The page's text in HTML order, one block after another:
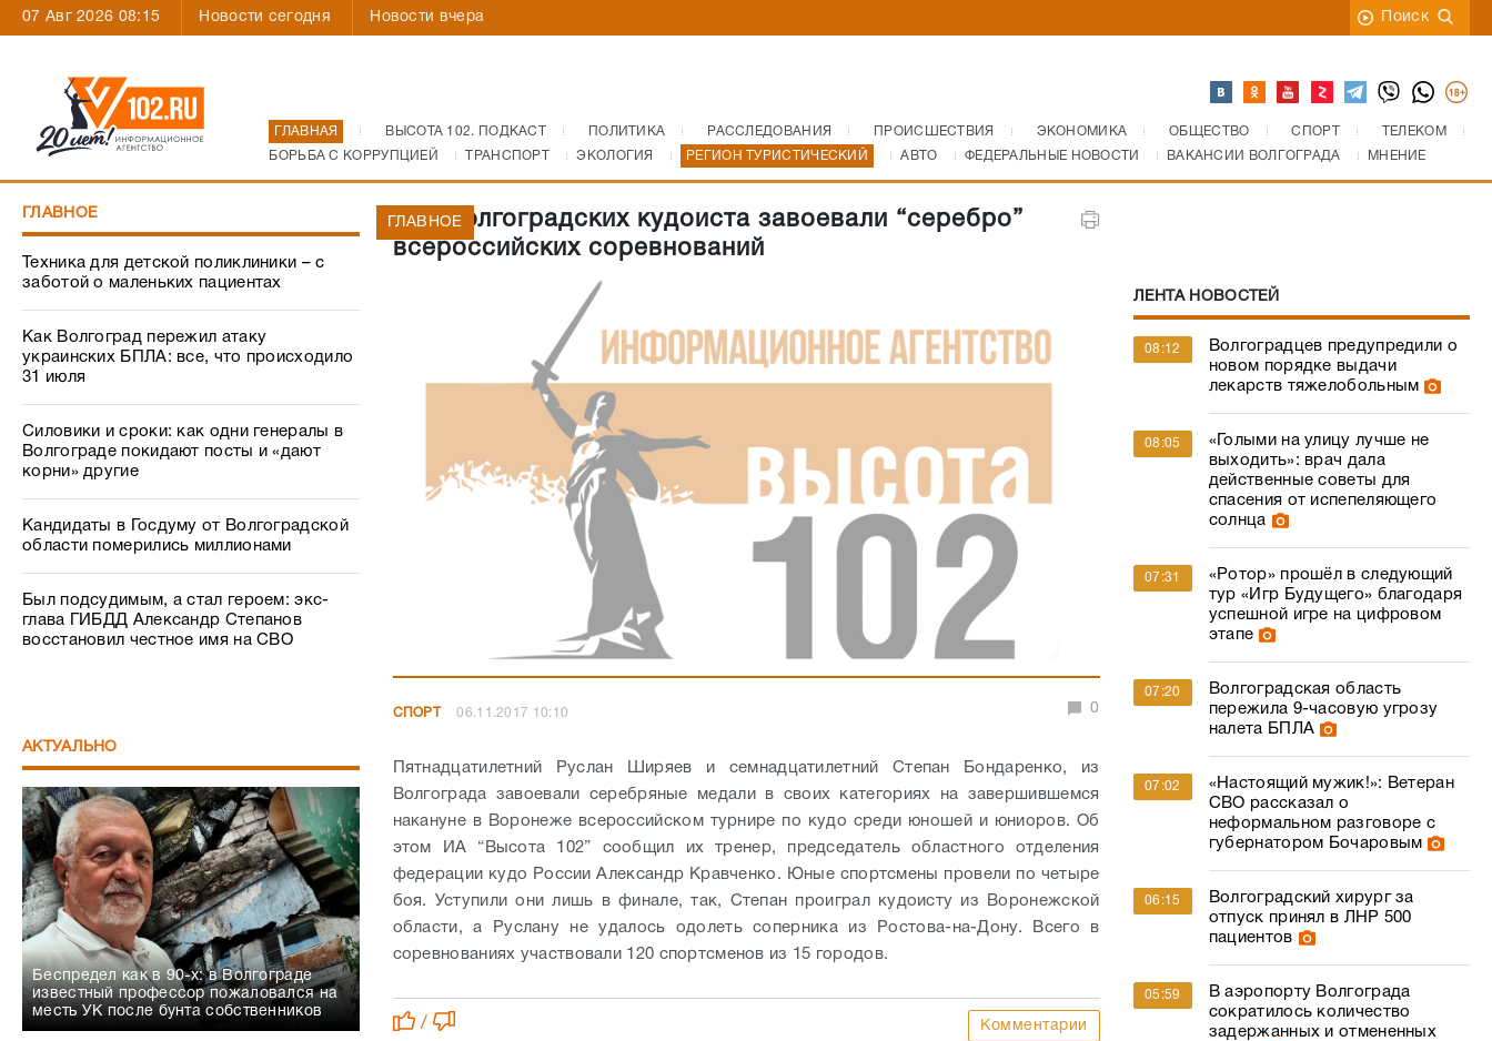
07 Авг 2026 08:15 Новости сегодня Новости вчера Поиск
ГЛАВНАЯ ВЫСОТА 102. ПОДКАСТ ПОЛИТИКА РАССЛЕДОВАНИЯ ПРОИСШЕСТВИЯ ЭКОНОМИКА ОБЩЕСТВО СПОРТ
ТЕЛЕКОМ
БОРЬБА С КОРРУПЦИЕЙ
ТРАНСПОРТ ЭКОЛОГИЯ РЕГИОН ТУРИСТИЧЕСКИЙ АВТО ФЕДЕРАЛЬНЫЕ НОВОСТИ ВАКАНСИИ ВОЛГОГРАДА МНЕНИЕ
ГЛАВНОЕ
Техника для детской поликлиники – с
заботой о маленьких пациентах
Как Волгоград пережил атаку
украинских БПЛА: все, что происходило
31 июля
Силовики и сроки: как одни генералы в
Волгограде покидают посты и «дают
корни» другие
Кандидаты в Госдуму от Волгоградской
области померились миллионами
Был подсудимым, а стал героем: экс-
глава ГИБДД Александр Степанов
восстановил честное имя на СВО
АКТУАЛЬНО
Беспредел как в 90-х: в Волгограде
известный профессор пожаловался на
месть УК после бунта собственников
Два волгоградских кудоиста завоевали “серебро”
всероссийских соревнований
ГЛАВНОЕ
СПОРТ 06.11.2017 10:10 0
Пятнадцатилетний Руслан Ширяев и семнадцатилетний Степан Бондаренко, из
Волгограда завоевали серебряные медали в своих категориях на завершившемся
накануне в Воронеже всероссийском турнире по кудо среди юношей и юниоров. Об
этом ИА “Высота 102” сообщил их тренер, председатель областного отделения
федерации кудо России Александр Кравченко. Юные спортсмены провели по четыре
боя. Уступили они лишь в финале, так, Степан проиграл кудоисту из Воронежской
области, а Руслану не удалось одолеть соперника из Ростова-на-Дону. Всего в
соревнованиях участвовали 120 спортсменов из 15 городов.
/ Комментарии
ЛЕНТА НОВОСТЕЙ
08:12
Волгоградцев предупредили о
новом порядке выдачи
лекарств тяжелобольным
08:05
«Голыми на улицу лучше не
выходить»: врач дала
действенные советы для
спасения от испепеляющего
солнца
07:31
«Ротор» прошёл в следующий
тур «Игр Будущего» благодаря
успешной игре на цифровом
этапе
07:20
Волгоградская область
пережила 9-часовую угрозу
налета БПЛА
07:02
«Настоящий мужик!»: Ветеран
СВО рассказал о
неформальном разговоре с
губернатором Бочаровым
06:15
Волгоградский хирург за
отпуск принял в ЛНР 500
пациентов
05:59
В аэропорту Волгограда
сократилось количество
задержанных и отмененных